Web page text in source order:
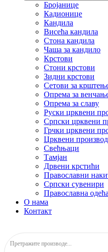
Бројанице
Кадионице
Кандила
Висећа кандила
Стона кандила
Чаша за кандило
Крстови
Стони крстови
Зидни крстови
Сетови за
Опрема за
Опрема за славу
Руски црквени
Српски црквени
Грчки црквени
Црквени
Свећњаци
Тамјан
Дрвени крстићи
Православни
Српски сувенири
Православна одећа
О нама
Контакт